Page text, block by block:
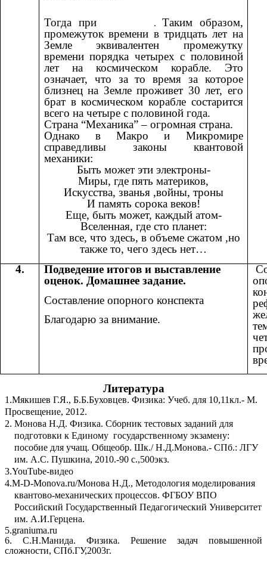
Тогда при . Таким образом,
промежуток времени в тридцать лет на
Земле эквивалентен промежутку
времени порядка четырех с половиной
лет на космическом корабле. Это
означает, что за то время за которое
близнец на Земле проживет 30 лет, его
брат в космическом корабле состарится
всего на четыре с половиной года.
Страна “Механика” – огромная страна.
Однако в Макро и Микромире
справедливы законы квантовой
механики:
Быть может эти электроны-
Миры, где пять материков,
Искусства, званья ,войны, троны
И память сорока веков!
Еще, быть может, каждый атом-
Вселенная, где сто планет:
Там все, что здесь, в объеме сжатом ,но
также то, чего здесь нет…
4.
Подведение итогов и выставление
оценок. Домашнее задание.
Составление опорного конспекта
Благодарю за внимание.
Литература
1.Мякишев Г.Я., Б.Б.Буховцев. Физика: Учеб. для 10,11кл.- М.
Просвещение, 2012.
2. Монова Н.Д. Физика. Сборник тестовых заданий для
подготовки к Единому государственному экзамену:
пособие для учащ. Общеобр. Шк./ Н.Д.Монова.- СПб.: ЛГУ
им. А.С. Пушкина, 2010.-90 с.,500экз.
3.YouTube-видео
4.M-D-Monova.ru/Монова Н.Д., Методология моделирования
квантово-механических процессов. ФГБОУ ВПО
Российский Государственный Педагогический Университет
им. А.И.Герцена.
5.graniuma.ru
6. C.Н.Манида. Физика. Решение задач повышенной
сложности, СПб.ГУ,2003г.